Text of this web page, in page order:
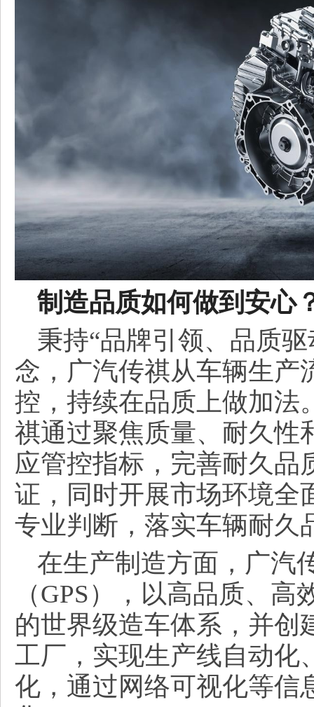
制造品质如何做到安心
秉持“品牌引领、品质
念，广汽传祺从车辆生产
控，持续在品质上做加法
祺通过聚焦质量、耐久性
应管控指标，完善耐久品
证，同时开展市场环境全
专业判断，落实车辆耐久
在生产制造方面，广汽
（GPS），以高品质、
的世界级造车体系，并创
工厂，实现生产线自动化
化，通过网络可视化等信